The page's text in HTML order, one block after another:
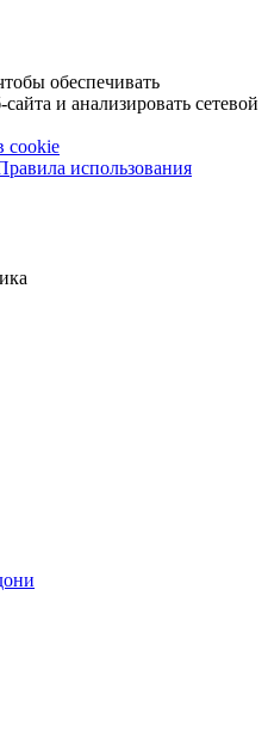
обеспечивать
и анализировать сетевой
cookie
использования